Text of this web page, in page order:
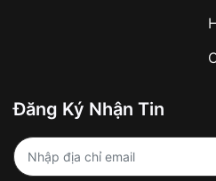
✔️ Đảm bảo xử lý đơn
✔️ Hạn chế tình trạng
Từ khóa SEO:
Đăng Ký Nhận Tin